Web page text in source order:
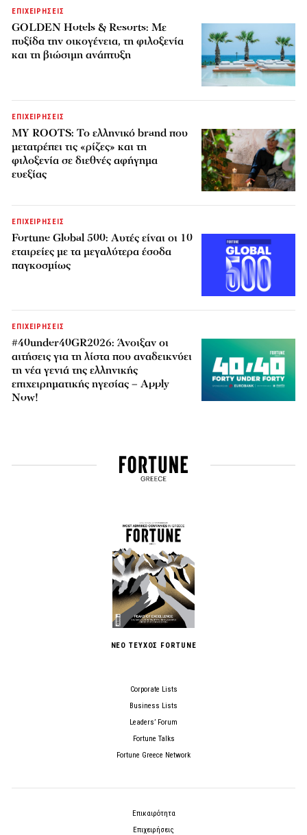
ΕΠΙΧΕΙΡΗΣΕΙΣ
GOLDEN Hotels & Resorts: Με
πυξίδα την οικογένεια, τη φιλοξενία
και τη βιώσιμη ανάπτυξη
ΕΠΙΧΕΙΡΗΣΕΙΣ
MY ROOTS: Το ελληνικό brand που
μετατρέπει τις «ρίζες» και τη
φιλοξενία σε διεθνές αφήγημα
ευεξίας
ΕΠΙΧΕΙΡΗΣΕΙΣ
Fortune Global 500: Αυτές είναι οι 10
εταιρείες με τα μεγαλύτερα έσοδα
παγκοσμίως
ΕΠΙΧΕΙΡΗΣΕΙΣ
#40under40GR2026: Άνοιξαν οι
αιτήσεις για τη λίστα που αναδεικνύει
τη νέα γενιά της ελληνικής
επιχειρηματικής ηγεσίας – Apply
Now!
ΝΕΟ ΤΕΥΧΟΣ FORTUNE
Corporate Lists
Business Lists
Leaders’ Forum
Fortune Talks
Fortune Greece Network
Επικαιρότητα
Επιχειρήσεις